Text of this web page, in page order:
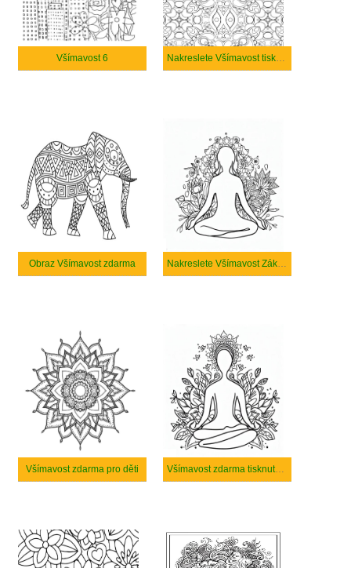
Všímavost 6 Nakreslete Všímavost tisknutelné
Obraz Všímavost zdarma Nakreslete Všímavost Základní
Všímavost zdarma pro děti Všímavost zdarma tisknutelné pro děti